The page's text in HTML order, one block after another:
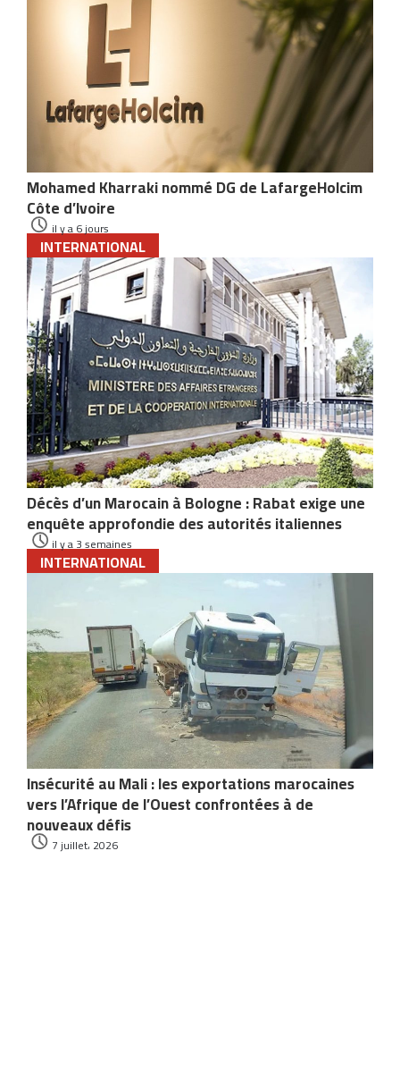
Mohamed Kharraki nommé DG de LafargeHolcim
Côte d’Ivoire
il y a 6 jours
INTERNATIONAL
Décès d’un Marocain à Bologne : Rabat exige une
enquête approfondie des autorités italiennes
il y a 3 semaines
INTERNATIONAL
Insécurité au Mali : les exportations marocaines
vers l’Afrique de l’Ouest confrontées à de
nouveaux défis
7 juillet، 2026